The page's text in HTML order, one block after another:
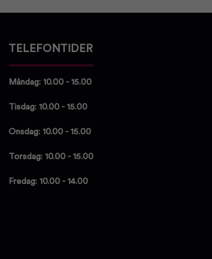
TELEFONTIDER
Måndag: 10.00 - 15.00
Tisdag: 10.00 - 15.00
Onsdag: 10.00 - 15.00
Torsdag: 10.00 - 15.00
Fredag: 10.00 - 14.00